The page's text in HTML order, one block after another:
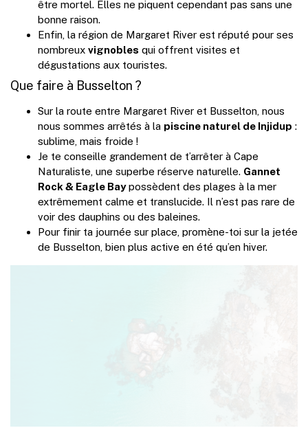
être mortel. Elles ne piquent cependant pas sans une
bonne raison.
Enfin, la région de Margaret River est réputé pour ses
nombreux vignobles qui offrent visites et
dégustations aux touristes.
Que faire à Busselton ?
Sur la route entre Margaret River et Busselton, nous
nous sommes arrêtés à la piscine naturel de Injidup :
sublime, mais froide !
Je te conseille grandement de t’arrêter à Cape
Naturaliste, une superbe réserve naturelle. Gannet
Rock & Eagle Baypossèdent des plages à la mer
extrêmement calme et translucide. Il n’est pas rare de
voir des dauphins ou des baleines.
Pour finir ta journée sur place, promène-toi sur la jetée
de Busselton, bien plus active en été qu’en hiver.